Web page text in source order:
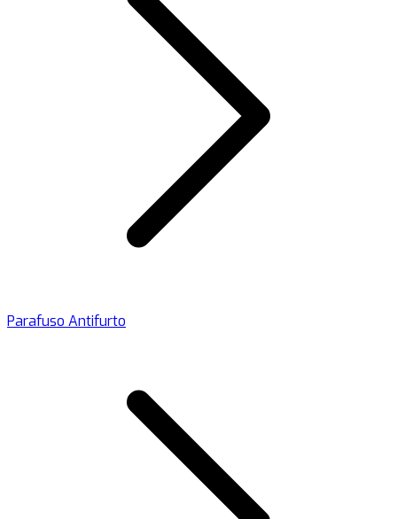
Parafuso Antifurto